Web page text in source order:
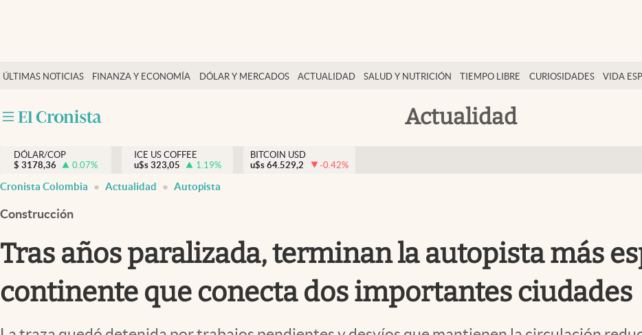
ÚLTIMAS NOTICIAS FINANZA Y ECONOMÍA DÓLAR Y MERCADOS ACTUALIDAD SALUD Y NUTRICIÓN TIEMPO LIBRE CURIOSIDADES VIDA
Actualidad
Salud y nutrición
Tiempo libre
Dólar y mercados
Curiosidades
DÓLAR/COP
$ 3178,36 0.07%
ICE US COFFEE
u$s 323,05 1.19%
BITCOIN USD
u$s 64.529,2 -0.42%
Cronista Colombia Actualidad Autopista
Construcción
Tras años paralizada, terminan la autopista más
continente que conecta dos importantes ciudades